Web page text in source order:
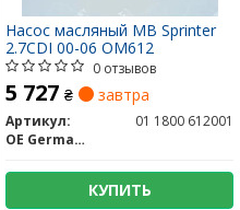
Насос масляный MB Sprinter
2.7CDI 00-06 OM612
0 отзывов
5 727 ₴ завтра
Артикул:
01 1800 612001
OE Germany
КУПИТЬ